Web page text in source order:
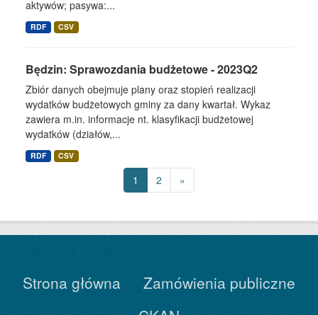
aktywów; pasywa:...
RDF CSV
Będzin: Sprawozdania budżetowe - 2023Q2
Zbiór danych obejmuje plany oraz stopień realizacji
wydatków budżetowych gminy za dany kwartał. Wykaz
zawiera m.in. informacje nt. klasyfikacji budżetowej
wydatków (działów,...
RDF CSV
1 2 »
Strona główna
Zamówienia publiczne